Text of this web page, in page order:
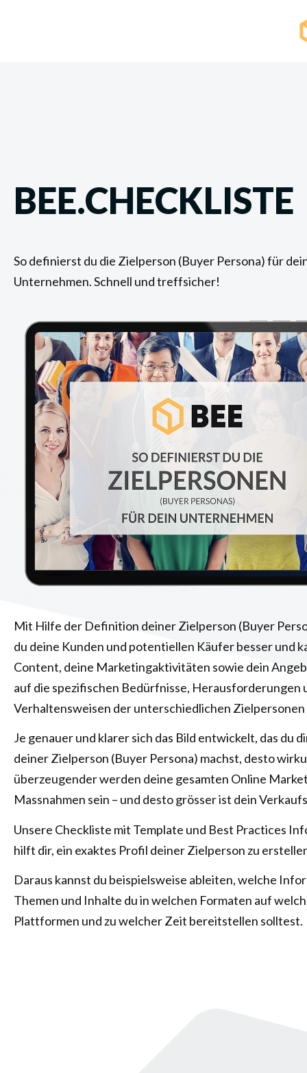
BEE.CHECKLISTE
So definierst du die Zielperson (Buyer Persona) für
Unternehmen. Schnell und treffsicher!
Mit Hilfe der Definition deiner Zielperson (Buyer
du deine Kunden und potentiellen Käufer besser und
Content, deine Marketingaktivitäten sowie dein
auf die spezifischen Bedürfnisse, Herausforderungen
Verhaltensweisen der unterschiedlichen Zielpersonen
Je genauer und klarer sich das Bild entwickelt, das du
deiner Zielperson (Buyer Persona) machst, desto
überzeugender werden deine gesamten Online
Massnahmen sein – und desto grösser ist dein
Unsere Checkliste mit Template und Best Practices
hilft dir, ein exaktes Profil deiner Zielperson zu
Daraus kannst du beispielsweise ableiten, welche
Themen und Inhalte du in welchen Formaten auf
Plattformen und zu welcher Zeit bereitstellen solltest.